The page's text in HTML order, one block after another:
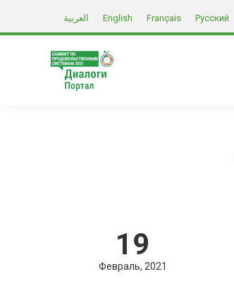
العربية English Français Русский
19
Февраль 2021